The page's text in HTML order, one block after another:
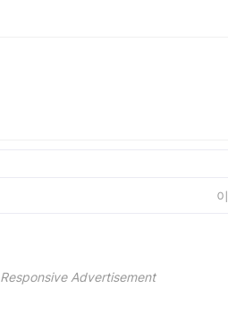
Responsive Advertisement